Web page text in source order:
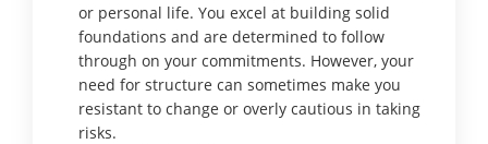
or personal life. You excel at building solid
foundations and are determined to follow
through on your commitments. However, your
need for structure can sometimes make you
resistant to change or overly cautious in taking
risks.